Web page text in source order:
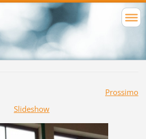
Prossimo
Slideshow